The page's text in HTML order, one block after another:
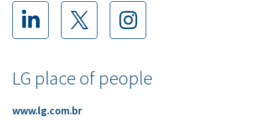
LG place of people
www.lg.com.br